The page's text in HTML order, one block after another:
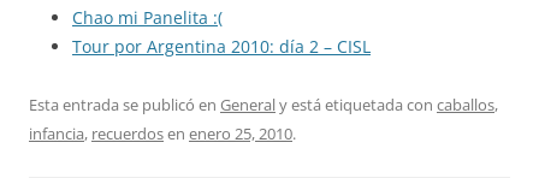
Chao mi Panelita :(
Tour por Argentina 2010: día 2 – CISL
Esta entrada se publicó en Generaly está etiquetada con caballos,
infancia, recuerdosen enero 25, 2010.